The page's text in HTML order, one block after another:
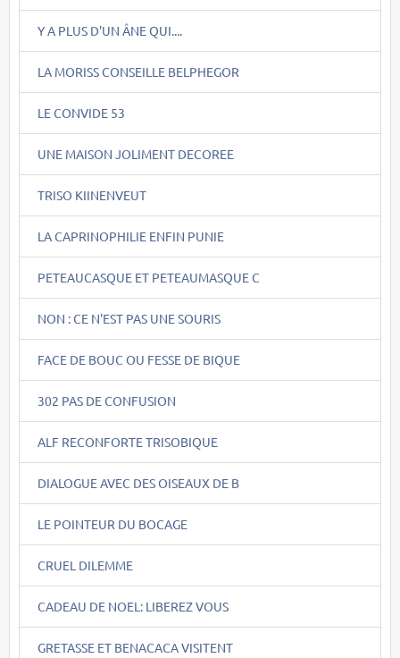
Y A PLUS D'UN ÂNE QUI....
LA MORISS CONSEILLE BELPHEGOR
LE CONVIDE 53
UNE MAISON JOLIMENT DECOREE
TRISO KIINENVEUT
LA CAPRINOPHILIE ENFIN PUNIE
PETEAUCASQUE ET PETEAUMASQUE C
NON : CE N'EST PAS UNE SOURIS
FACE DE BOUC OU FESSE DE BIQUE
302 PAS DE CONFUSION
ALF RECONFORTE TRISOBIQUE
DIALOGUE AVEC DES OISEAUX DE B
LE POINTEUR DU BOCAGE
CRUEL DILEMME
CADEAU DE NOEL: LIBEREZ VOUS
GRETASSE ET BENACACA VISITENT